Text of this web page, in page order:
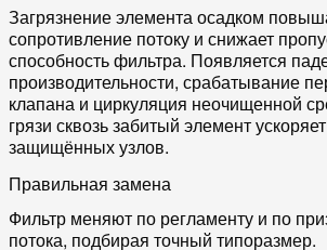
Загрязнение элемента осадком
сопротивление потоку и снижает
способность фильтра. Появляется
производительности, срабатывание
клапана и циркуляция неочищенной
грязи сквозь забитый элемент
защищённых узлов.
Правильная замена
Фильтр меняют по регламенту и по
потока, подбирая точный типоразмер.